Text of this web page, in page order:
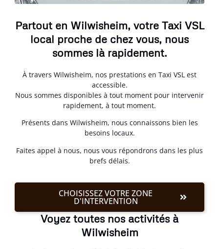
Partout en Wilwisheim, votre Taxi VSL
local proche de chez vous, nous
sommes là rapidement.
À travers Wilwisheim, nos prestations en Taxi VSL est
accessible.
Nous sommes disponibles à tout moment pour intervenir
rapidement, à tout moment.
Présents dans Wilwisheim, nous connaissons bien les
besoins locaux.
Faites appel à nous, nous vous répondrons dans les plus
brefs délais.
CHOISISSEZ VOTRE ZONE
D'INTERVENTION
Voyez toutes nos activités à
Wilwisheim